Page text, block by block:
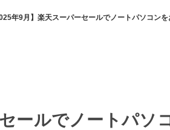
年9月】楽天スーパーセールでノートパソコン
ールでノートパソ